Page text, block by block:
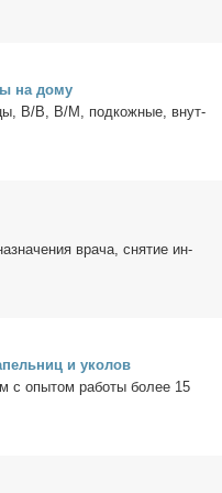
на до­му
В/В, В/М, под­кож­ные, внут­
вра­ча, сня­тие ин­
и уко­лов
с опы­том ра­бо­ты бо­лее 15